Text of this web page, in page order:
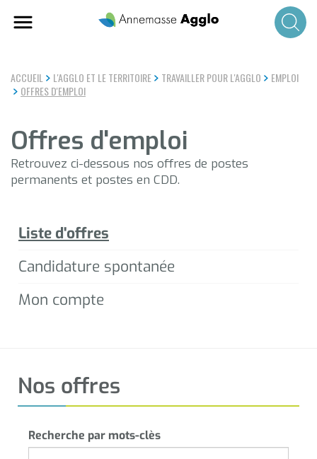
ACCUEIL L'AGGLO ET LE TERRITOIRE TRAVAILLER POUR L'AGGLO
EMPLOI
OFFRES D'EMPLOI
Offres d'emploi
Retrouvez ci-dessous nos offres de postes
permanents et postes en CDD.